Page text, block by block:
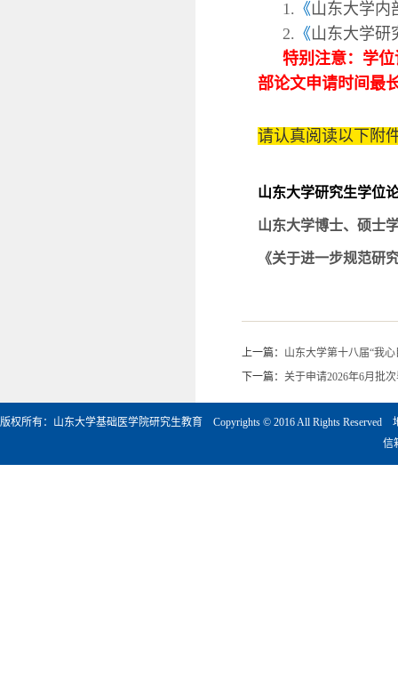
1. 《山东大学内
2. 《山东大学研
特别注意：学
部论文申请时间最
请认真阅读以下附
山东大学研究生学位
山东大学博士、硕士
《关于进一步规范研
上一篇： 山东大学第十八届“我
下一篇： 关于申请2026年6月批
版权所有：山东大学基础医学院研究生教育 Copyrights © 2016 All Rights
信